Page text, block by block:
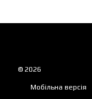
© 2026
Мобільна версія